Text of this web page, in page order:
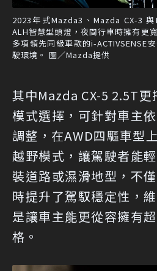
2023年式Mazda3、Mazda CX-3
ALH智慧型頭燈，夜間行車時擁有更
多項領先同級車款的i-ACTIVSENSE
駛環境。 圖／Mazda提供
其中Mazda CX-5 2.5T
模式選擇，可針對車主
調整，在AWD四驅車型
越野模式，讓駕駛者能
裝道路或濕滑地型，不
時提升了駕馭穩定性，
是讓車主能更從容擁有
格。